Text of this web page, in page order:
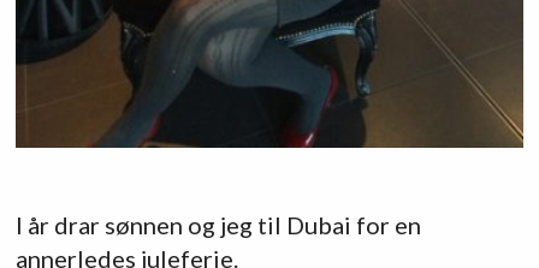
I år drar sønnen og jeg til Dubai for en
annerledes juleferie.